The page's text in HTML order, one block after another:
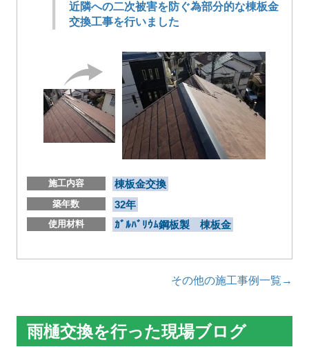
近隣への二次被害を防ぐ為部分的な棟板金
交換工事を行いました
施工内容 棟板金交換
築年数 32年
使用材料 ｶﾞﾙﾊﾞﾘｳﾑ鋼板製 棟板金
その他の施工事例一覧→
雨樋交換を行った現場ブログ